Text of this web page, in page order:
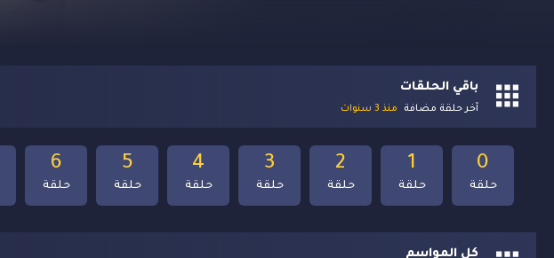
باقي الحلقات
آخر حلقة مضافة منذ 3 سنوات
6
حلقة
5
حلقة
4
حلقة
3
حلقة
2
حلقة
1
حلقة
0
حلقة
كل المواسم